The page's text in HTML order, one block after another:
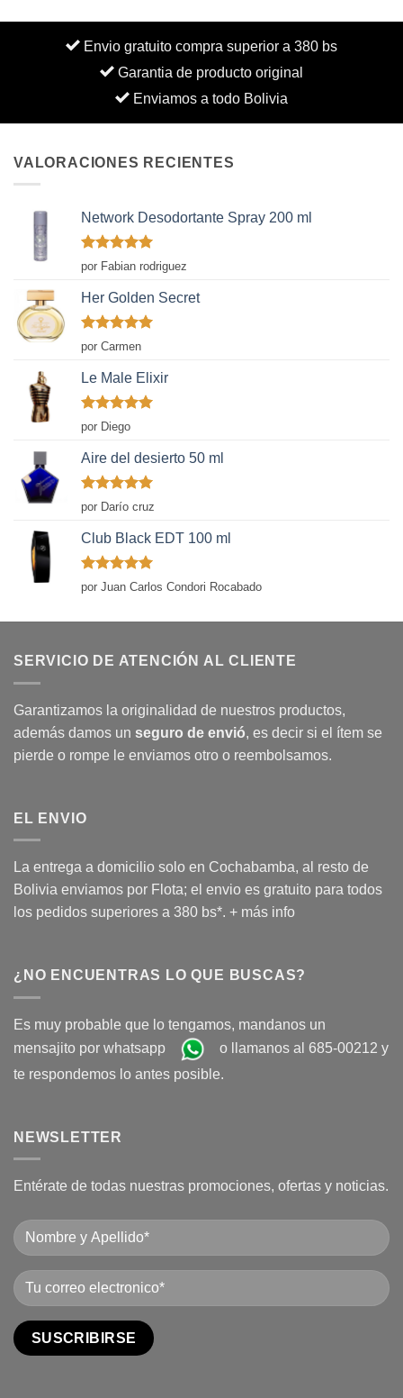
Envio gratuito compra superior a 380 bs
Garantia de producto original
Enviamos a todo Bolivia
VALORACIONES RECIENTES
Network Desodortante Spray 200 ml
Valorado
con
por Fabian rodriguez
Her Golden Secret
Valorado
con
por Carmen
Le Male Elixir
Valorado
con
de 5
por Diego
Aire del desierto 50 ml
Valorado
con
por Darío cruz
Club Black EDT 100 ml
Valorado
con
por Juan Carlos Condori Rocabado
SERVICIO DE ATENCIÓN AL CLIENTE
Garantizamos la originalidad de nuestros productos,
además damos un seguro de envió, es decir si el ítem se
pierde o rompe le enviamos otro o reembolsamos.
EL ENVIO
La entrega a domicilio solo en Cochabamba, al resto de
Bolivia enviamos por Flota; el envio es gratuito para todos
los pedidos superiores a 380 bs*. + más info
¿NO ENCUENTRAS LO QUE BUSCAS?
Es muy probable que lo tengamos, mandanos un
mensajito por whatsapp
o llamanos al 685-00212 y
te respondemos lo antes posible.
NEWSLETTER
Entérate de todas nuestras promociones, ofertas y noticias.